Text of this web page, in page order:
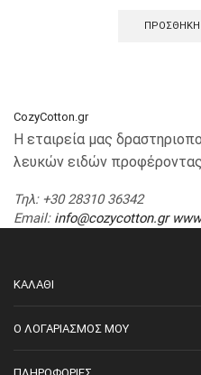
ΠΡΟΣΘΉΚΗ
CozyCotton.gr
Η εταιρεία μας
λευκών ειδών
Τηλ: +30 28310 36342
Email: info@cozycotton.gr
ΚΑΛΆΘΙ
O ΛΟΓΑΡΙΑΣΜΌΣ ΜΟΥ